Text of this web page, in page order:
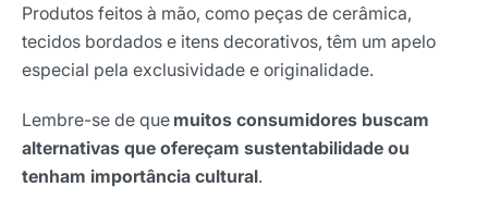
Produtos feitos à mão, como peças de cerâmica,
tecidos bordados e itens decorativos, têm um apelo
especial pela exclusividade e originalidade.
Lembre-se de que muitos consumidores buscam
alternativas que ofereçam sustentabilidade ou
tenham importância cultural.